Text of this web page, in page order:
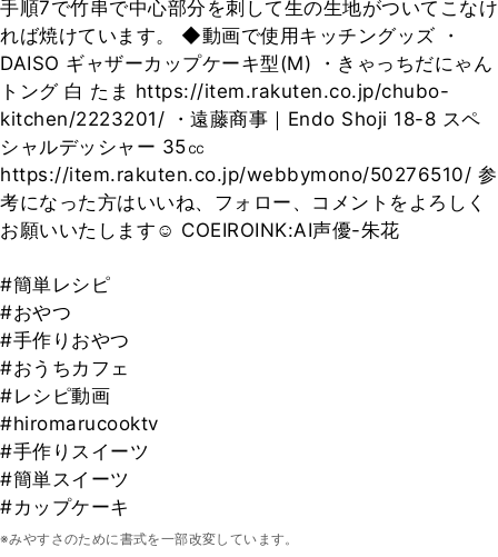
手順7で竹串で中心部分を刺して生の生地がついてこなけ
れば焼けています。 ◆動画で使用キッチングッズ ・
DAISO ギャザーカップケーキ型(M) ・きゃっちだにゃん
トング 白 たま https://item.rakuten.co.jp/chubo-
kitchen/2223201/ ・遠藤商事｜Endo Shoji 18-8 スペ
シャルデッシャー 35㏄
https://item.rakuten.co.jp/webbymono/50276510/ 参
考になった方はいいね、フォロー、コメントをよろしく
お願いいたします☺ COEIROINK:AI声優-朱花
#簡単レシピ
#おやつ
#手作りおやつ
#おうちカフェ
#レシピ動画
#hiromarucooktv
#手作りスイーツ
#簡単スイーツ
#カップケーキ
※みやすさのために書式を一部改変しています。